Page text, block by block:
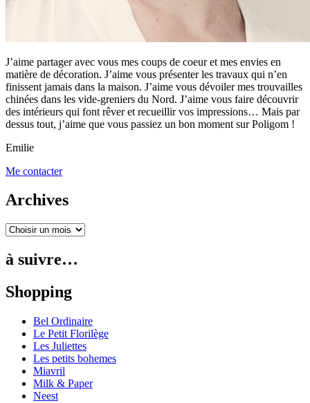
J’aime partager avec vous mes coups de coeur et mes envies en
matière de décoration. J’aime vous présenter les travaux qui n’en
finissent jamais dans la maison. J’aime vous dévoiler mes trouvailles
chinées dans les vide-greniers du Nord. J’aime vous faire découvrir
des intérieurs qui font rêver et recueillir vos impressions… Mais par
dessus tout, j’aime que vous passiez un bon moment sur Poligom !
Emilie
Me contacter
Archives
à suivre…
Shopping
Bel Ordinaire
Le Petit Florilège
Les Juliettes
Les petits bohemes
Miavril
Milk & Paper
Neest